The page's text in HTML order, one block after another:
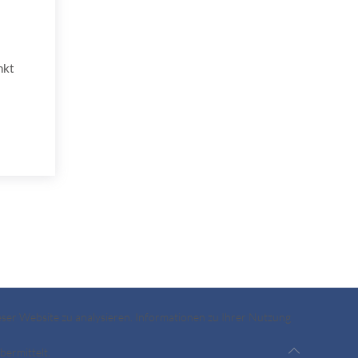
Website zu analysieren. Informationen zu Ihrer Nutzung